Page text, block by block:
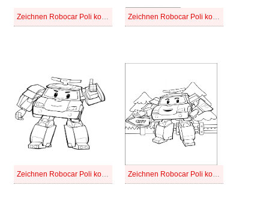
Zeichnen Robocar Poli kostenlos basisch Zeichnen Robocar Poli kostenlos bei Kindern
Zeichnen Robocar Poli kostenlos druckbar basisch Zeichnen Robocar Poli kostenlos druckbar einfach